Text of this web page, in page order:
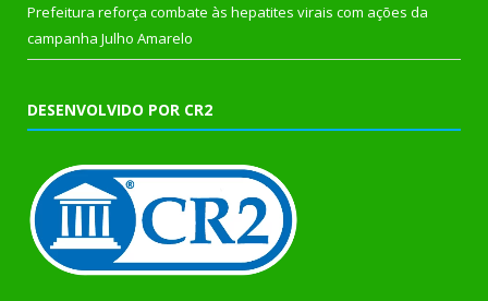
Prefeitura reforça combate às hepatites virais com ações da
campanha Julho Amarelo
DESENVOLVIDO POR CR2